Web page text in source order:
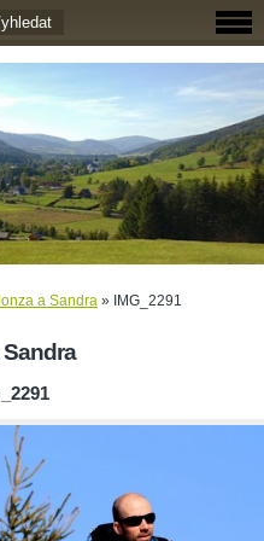
a Sandra » IMG_2291